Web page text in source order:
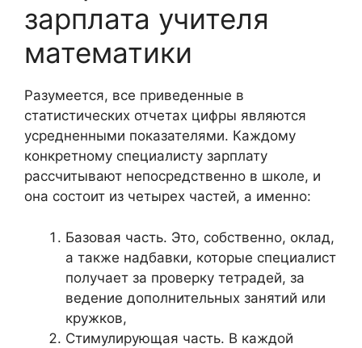
зарплата учителя
математики
Разумеется, все приведенные в
статистических отчетах цифры являются
усредненными показателями. Каждому
конкретному специалисту зарплату
рассчитывают непосредственно в школе, и
она состоит из четырех частей, а именно:
Базовая часть. Это, собственно, оклад,
а также надбавки, которые специалист
получает за проверку тетрадей, за
ведение дополнительных занятий или
кружков,
Стимулирующая часть. В каждой